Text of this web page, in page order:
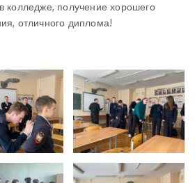
колледже, получение хорошего
отличного диплома!